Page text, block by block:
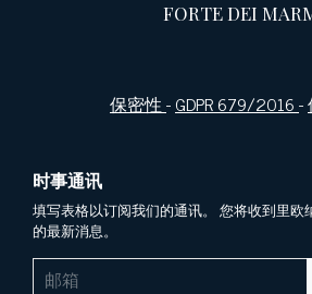
FORTE DEI
保密性-GDPR 679/2016-
时事通讯
填写表格以订阅我们的通讯。 您将收到里欧
的最新消息。